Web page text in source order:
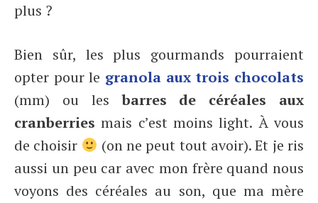
plus ?
Bien sûr, les plus gourmands pourraient
opter pour le granola aux trois chocolats
(mm) ou lesbarres de céréales aux
cranberries mais c’est moins light. À vous
de choisir
(on ne peut tout avoir). Et je ris
aussi un peu car avec mon frère quand nous
voyons des céréales au son, que ma mère